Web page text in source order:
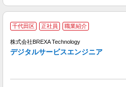
千代田区 正社員 職業紹介
株式会社BREXA Technology
デジタルサービスエンジニア